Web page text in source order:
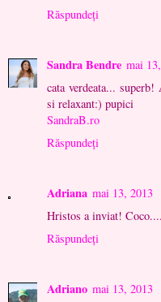
Răspundeți
Sandra Bendre mai
cata verdeata...
si relaxant:) pupici
SandraB.ro
Răspundeți
Adriana mai 13, 2013
Hristos a inviat!
Răspundeți
Adriano mai 13, 2013